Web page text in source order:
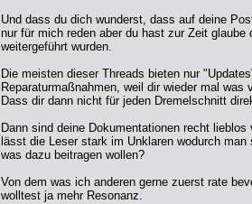
Und dass du dich wunderst, dass auf deine
nur für mich reden aber du hast zur Zeit
weitergeführt wurden.
Die meisten dieser Threads bieten nur
Reparaturmaßnahmen, weil dir wieder mal was
Dass dir dann nicht für jeden Dremelschnitt
Dann sind deine Dokumentationen recht
lässt die Leser stark im Unklaren wodurch
was dazu beitragen wollen?
Von dem was ich anderen gerne zuerst rate
wolltest ja mehr Resonanz.